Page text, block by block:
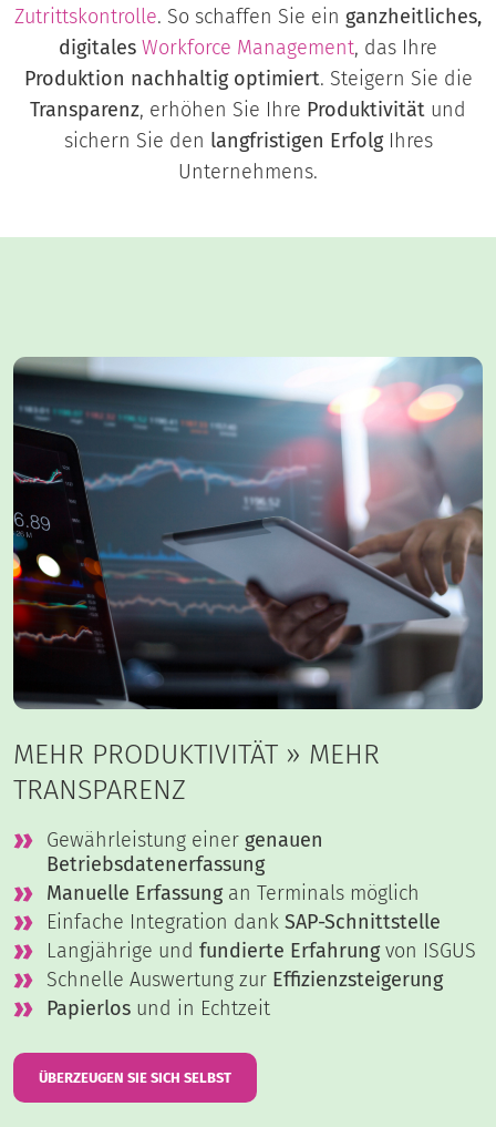
Zutrittskontrolle. So schaffen Sie ein ganzheitliches,
digitales Workforce Management, das Ihre
Produktion nachhaltig optimiert. Steigern Sie die
Transparenz, erhöhen Sie Ihre Produktivität und
sichern Sie den langfristigen ErfolgIhres
Unternehmens.
MEHR PRODUKTIVITÄT » MEHR
TRANSPARENZ
Gewährleistung einer genauen
Betriebsdatenerfassung
Manuelle Erfassungan Terminals möglich
Einfache Integration dank SAP-Schnittstelle
Langjährige und fundierte Erfahrungvon ISGUS
Schnelle Auswertung zur Effizienzsteigerung
Papierlos und in Echtzeit
ÜBERZEUGEN SIE SICH SELBST